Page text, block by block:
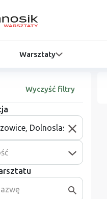
Warsztaty
Wyczyść filtry